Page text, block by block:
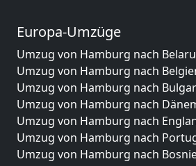
Europa-Umzüge
Umzug von Hamburg nach
Umzug von Hamburg nach
Umzug von Hamburg nach
Umzug von Hamburg nach
Umzug von Hamburg nach
Umzug von Hamburg nach
Umzug von Hamburg nach